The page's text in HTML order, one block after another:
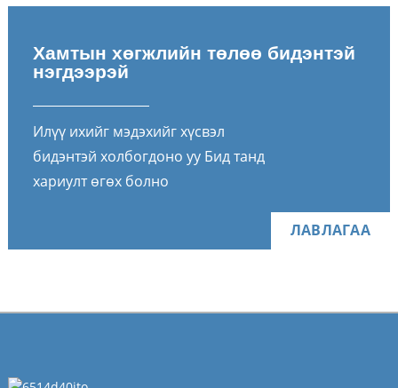
Хамтын хөгжлийн төлөө бидэнтэй
нэгдээрэй
Илүү ихийг мэдэхийг хүсвэл
бидэнтэй холбогдоно уу Бид танд
хариулт өгөх болно
ЛАВЛАГАА